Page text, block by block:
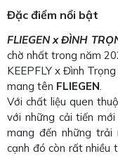
Đặc điểm nổi bật
FLIEGEN x ĐÌNH
chờ nhất trong năm
KEEPFLY x Đình
mang tên FLIEGEN.
Với chất liệu quen
với những cải tiến
mang đến những trải
cạnh đó còn rất nhiều